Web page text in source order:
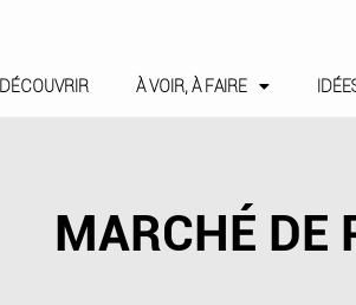
DÉCOUVRIR À VOIR, À FAIRE
MARCHÉ DE